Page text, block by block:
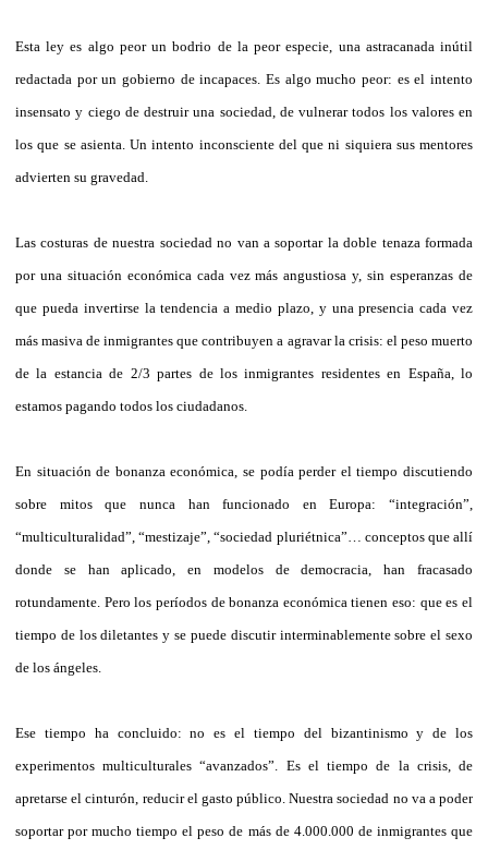
Esta ley es algo peor un bodrio de la peor especie, una astracanada inútil
redactada por un gobierno de incapaces. Es algo mucho peor: es el intento
insensato y ciego de destruir una sociedad, de vulnerar todos los valores en
los que se asienta. Un intento inconsciente del que ni siquiera sus mentores
advierten su gravedad.
Las costuras de nuestra sociedad no van a soportar la doble tenaza formada
por una situación económica cada vez más angustiosa y, sin esperanzas de
que pueda invertirse la tendencia a medio plazo, y una presencia cada vez
más masiva de inmigrantes que contribuyen a agravar la crisis: el peso muerto
de la estancia de 2/3 partes de los inmigrantes residentes en España, lo
estamos pagando todos los ciudadanos.
En situación de bonanza económica, se podía perder el tiempo discutiendo
sobre mitos que nunca han funcionado en Europa: “integración”,
“multiculturalidad”, “mestizaje”, “sociedad pluriétnica”… conceptos que allí
donde se han aplicado, en modelos de democracia, han fracasado
rotundamente. Pero los períodos de bonanza económica tienen eso: que es el
tiempo de los diletantes y se puede discutir interminablemente sobre el sexo
de los ángeles.
Ese tiempo ha concluido: no es el tiempo del bizantinismo y de los
experimentos multiculturales “avanzados”. Es el tiempo de la crisis, de
apretarse el cinturón, reducir el gasto público. Nuestra sociedad no va a poder
soportar por mucho tiempo el peso de más de 4.000.000 de inmigrantes que